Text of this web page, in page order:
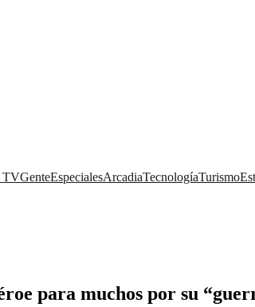
TVGenteEspecialesArcadiaTecnologíaTurismo
para muchos por su